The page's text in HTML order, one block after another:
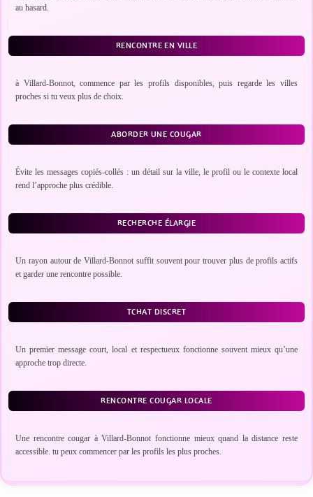
au hasard.
RENCONTRE EN VILLE
à Villard-Bonnot, commence par les profils disponibles, puis regarde les villes
proches si tu veux plus de choix.
ABORDER UNE COUGAR
Évite les messages copiés-collés : un détail sur la ville, le profil ou le contexte local
rend l’approche plus crédible.
RECHERCHE ÉLARGIE
Un rayon autour de Villard-Bonnot suffit souvent pour trouver plus de profils actifs
et garder une rencontre possible.
TCHAT DISCRET
Un premier message court, local et respectueux fonctionne souvent mieux qu’une
approche trop directe.
RENCONTRE COUGAR LOCALE
Une rencontre cougar à Villard-Bonnot fonctionne mieux quand la distance reste
accessible. tu peux commencer par les profils les plus proches.